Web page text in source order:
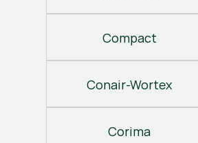
Compact
Conair-Wortex
Corima